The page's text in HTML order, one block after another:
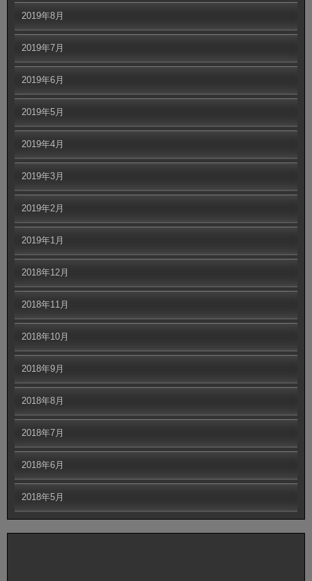
2019年8月
2019年7月
2019年6月
2019年5月
2019年4月
2019年3月
2019年2月
2019年1月
2018年12月
2018年11月
2018年10月
2018年9月
2018年8月
2018年7月
2018年6月
2018年5月